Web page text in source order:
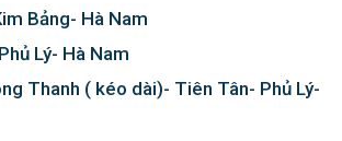
Bảng- Hà Nam
Lý- Hà Nam
Thanh ( kéo dài)- Tiên Tân- Phủ Lý-